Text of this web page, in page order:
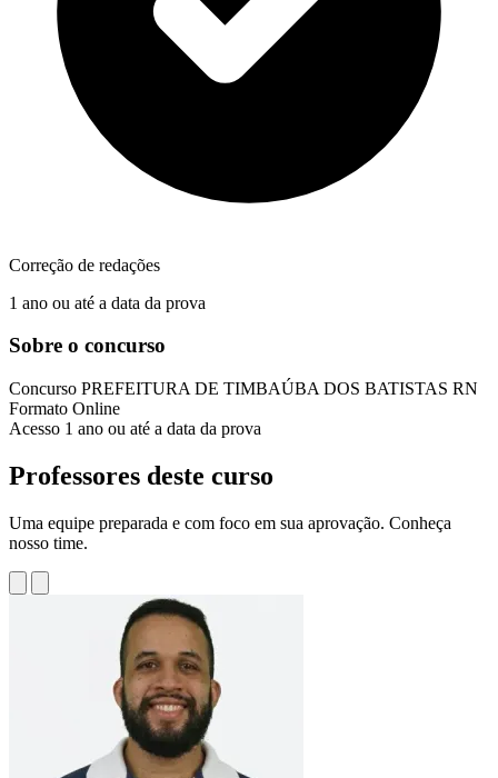
Correção de redações
1 ano ou até a data da prova
Sobre o concurso
Concurso PREFEITURA DE TIMBAÚBA DOS BATISTAS RN
Formato Online
Acesso 1 ano ou até a data da prova
Professores deste curso
Uma equipe preparada e com foco em sua aprovação. Conheça
nosso time.